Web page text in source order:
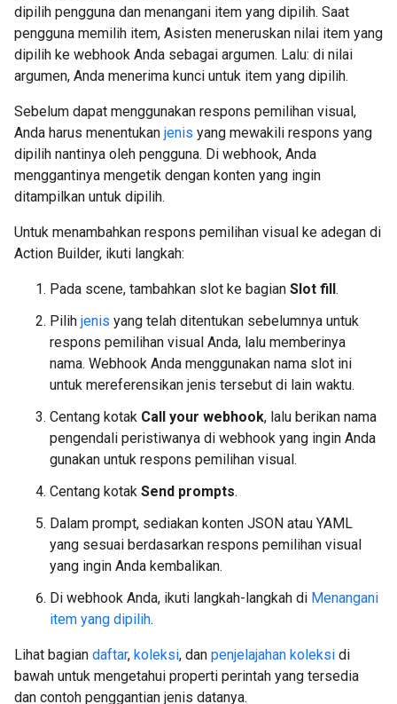
dipilih pengguna dan menangani item yang dipilih. Saat
pengguna memilih item, Asisten meneruskan nilai item yang
dipilih ke webhook Anda sebagai argumen. Lalu: di nilai
argumen, Anda menerima kunci untuk item yang dipilih.
Sebelum dapat menggunakan respons pemilihan visual,
Anda harus menentukan jenis yang mewakili respons yang
dipilih nantinya oleh pengguna. Di webhook, Anda
menggantinya mengetik dengan konten yang ingin
ditampilkan untuk dipilih.
Untuk menambahkan respons pemilihan visual ke adegan di
Action Builder, ikuti langkah:
Pada scene, tambahkan slot ke bagian Slot fill.
Pilih jenis yang telah ditentukan sebelumnya untuk
respons pemilihan visual Anda, lalu memberinya
nama. Webhook Anda menggunakan nama slot ini
untuk mereferensikan jenis tersebut di lain waktu.
Centang kotak Call your webhook, lalu berikan nama
pengendali peristiwanya di webhook yang ingin Anda
gunakan untuk respons pemilihan visual.
Centang kotak Send prompts.
Dalam prompt, sediakan konten JSON atau YAML
yang sesuai berdasarkan respons pemilihan visual
yang ingin Anda kembalikan.
Di webhook Anda, ikuti langkah-langkah di Menangani
item yang dipilih.
Lihat bagian daftar, koleksi, dan penjelajahan koleksi di
bawah untuk mengetahui properti perintah yang tersedia
dan contoh penggantian jenis datanya.